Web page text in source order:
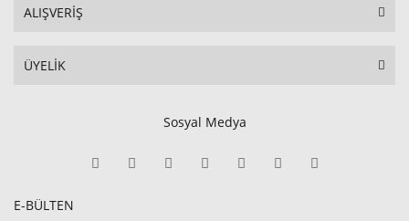
ALIŞVERİŞ
ÜYELİK
Sosyal Medya
E-BÜLTEN